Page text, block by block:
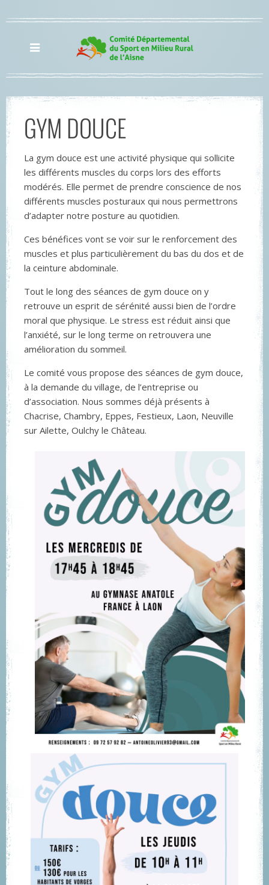
GYM DOUCE
La gym douce est une activité physique qui sollicite
les différents muscles du corps lors des efforts
modérés. Elle permet de prendre conscience de nos
différents muscles posturaux qui nous permettrons
d’adapter notre posture au quotidien.
Ces bénéfices vont se voir sur le renforcement des
muscles et plus particulièrement du bas du dos et de
la ceinture abdominale.
Tout le long des séances de gym douce on y
retrouve un esprit de sérénité aussi bien de l’ordre
moral que physique. Le stress est réduit ainsi que
l’anxiété, sur le long terme on retrouvera une
amélioration du sommeil.
Le comité vous propose des séances de gym douce,
à la demande du village, de l’entreprise ou
d’association. Nous sommes déjà présents à
Chacrise, Chambry, Eppes, Festieux, Laon, Neuville
sur Ailette, Oulchy le Château.